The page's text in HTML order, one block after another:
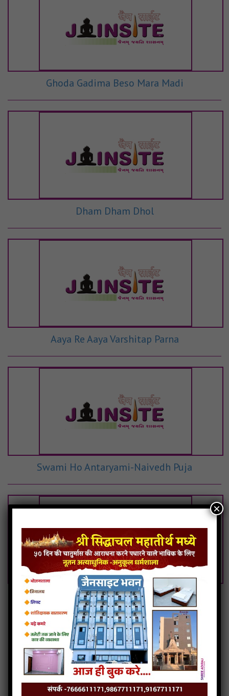
Ghoda Gadima Beso Mara Madi
Dham Dham Dhol
Aaya Re Aaya Varshitap Parna
Swami Ho Antaryami-Naivedh Puja
Giriraj Vandi Vinvu Mujh Paap Neh Tu Nivarje
×